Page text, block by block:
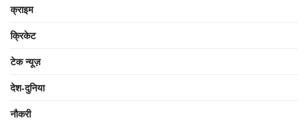
क्राइम
क्रिकेट
टेक न्यूज़
देश-दुनिया
नौकरी